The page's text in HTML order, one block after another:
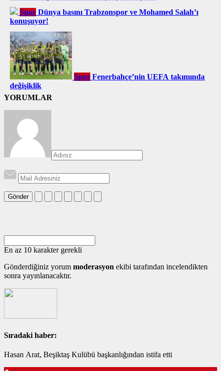
Spor Dünya basını Trabzonspor ve Mohamed Salah’ı
konuşuyor!
Spor Fenerbahçe’nin UEFA takımında
değişiklik
YORUMLAR
Gönder
En az 10 karakter gerekli
Gönderdiğiniz yorum moderasyon ekibi tarafından incelendikten
sonra yayınlanacaktır.
Sıradaki haber:
Hasan Arat, Beşiktaş Kulübü başkanlığından istifa etti